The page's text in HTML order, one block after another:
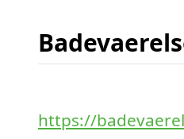
https://